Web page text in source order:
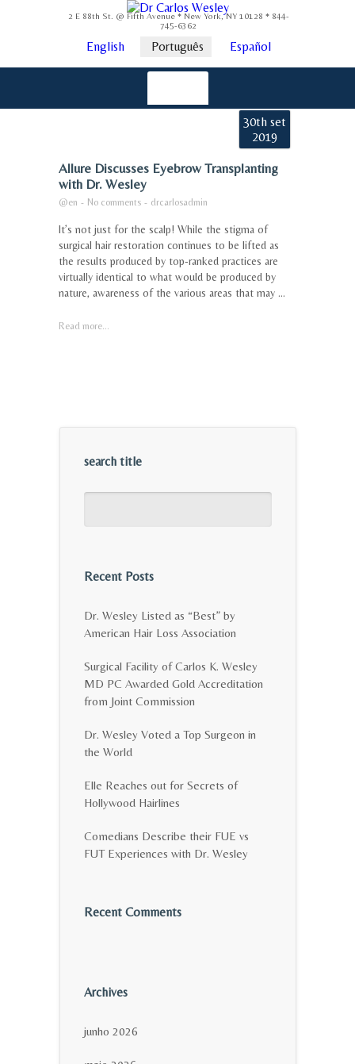
2 E 88th St. @ Fifth Avenue * New York, NY 10128 * 844-
745-6362
English Português Español
30th set
2019
Allure Discusses Eyebrow Transplanting
with Dr. Wesley
@en - No comments - drcarlosadmin
It’s not just for the scalp! While the stigma of
surgical hair restoration continues to be lifted as
the results produced by top-ranked practices are
virtually identical to what would be produced by
nature, awareness of the various areas that may ...
Read more...
search title
Recent Posts
Dr. Wesley Listed as “Best” by
American Hair Loss Association
Surgical Facility of Carlos K. Wesley
MD PC Awarded Gold Accreditation
from Joint Commission
Dr. Wesley Voted a Top Surgeon in
the World
Elle Reaches out for Secrets of
Hollywood Hairlines
Comedians Describe their FUE vs
FUT Experiences with Dr. Wesley
Recent Comments
Archives
junho 2026